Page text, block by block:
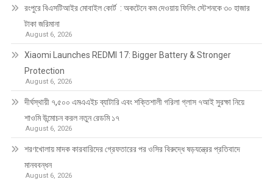
রংপুরে বিএসটিআইর মোবাইল কোর্ট : অকটেনে কম দেওয়ায় ফিলিং স্টেশনকে ৩০ হাজার
টাকা জরিমানা
August 6, 2026
Xiaomi Launches REDMI 17: Bigger Battery & Stronger
Protection
August 6, 2026
দীর্ঘস্থায়ী ৭,৫০০ এমএএইচ ব্যাটারি এবং শক্তিশালী গরিলা গ্লাস ৭আই সুরক্ষা নিয়ে
শাওমি উন্মোচন করল নতুন রেডমি ১৭
August 6, 2026
শরণখোলায় মাদক কারবারিদের গ্রেফতারের পর ওসির বিরুদ্ধে ষড়যন্ত্রের প্রতিবাদে
মানববন্ধন
August 6, 2026